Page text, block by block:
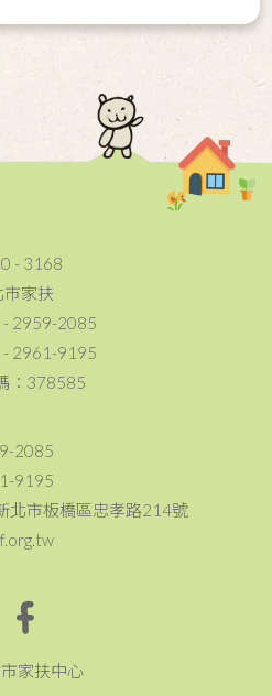
- 3168
市家扶
- 2959-2085
- 2961-9195
：378585
2085
9195
北市板橋區忠孝路214號
家扶中心